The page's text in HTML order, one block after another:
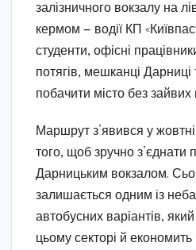
залізничного вокзалу на
кермом — водії КП
студенти, офісні
потягів, мешканці Дарниці
побачити місто без зайвих
Маршрут з’явився у
того, щоб зручно з’єднати
Дарницьким вокзалом.
залишається одним із
автобусних варіантів,
цьому секторі й